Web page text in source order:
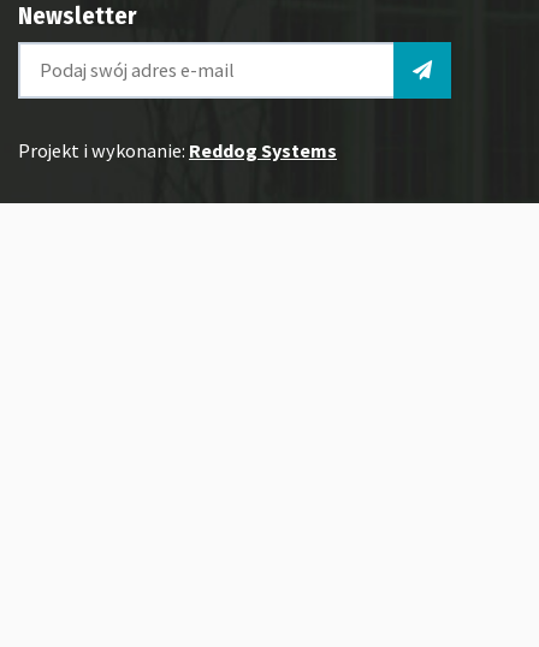
Newsletter
Projekt i wykonanie: Reddog Systems